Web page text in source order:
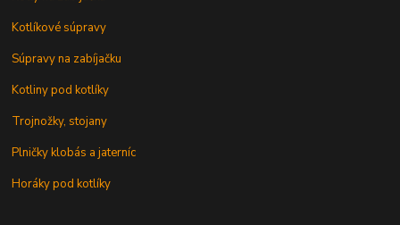
Kotlíkové súpravy
Súpravy na zabíjačku
Kotliny pod kotlíky
Trojnožky, stojany
Plničky klobás a jaterníc
Horáky pod kotlíky